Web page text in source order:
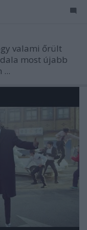
valami őrült
most újabb
...